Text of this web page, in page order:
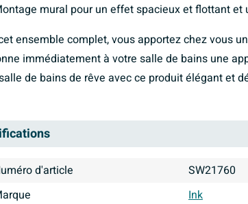
mural pour un effet spacieux et flottant et
ensemble complet, vous apportez chez vous
immédiatement à votre salle de bains une
de bains de rêve avec ce produit élégant et
d'article
SW21760
Ink